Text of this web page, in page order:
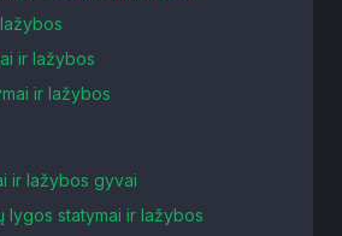
ir lažybos
ir lažybos
ir lažybos gyvai
lygos statymai ir lažybos